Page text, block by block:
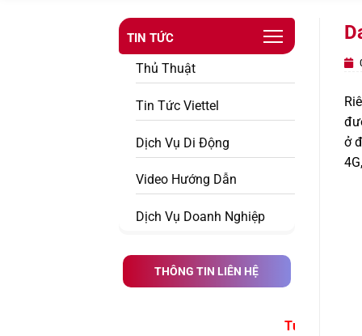
TIN TỨC
Thủ Thuật
Tin Tức Viettel
Dịch Vụ Di Động
Video Hướng Dẫn
Dịch Vụ Doanh Nghiệp
THÔNG TIN LIÊN HỆ
ở